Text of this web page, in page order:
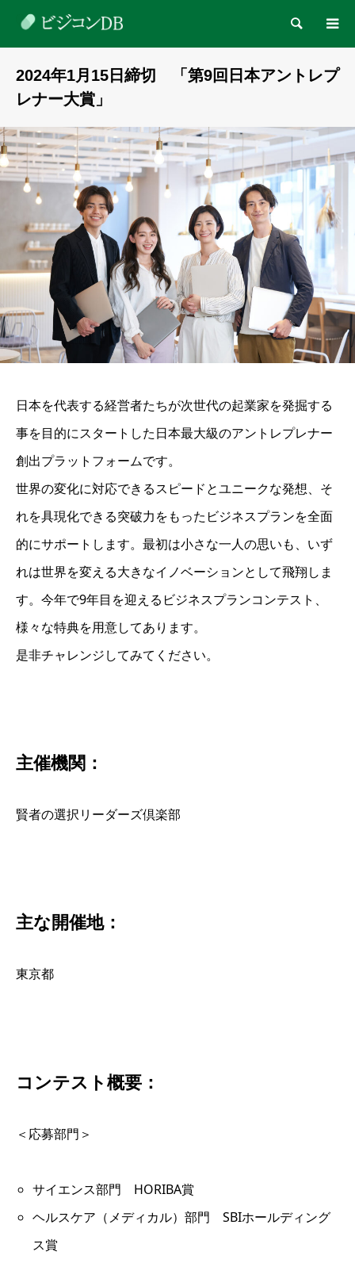
検索
2024年1月15日締切 「第9回日本アントレプ
レナー大賞」
日本を代表する経営者たちが次世代の起業家を発掘する
事を目的にスタートした日本最大級のアントレプレナー
創出プラットフォームです。
世界の変化に対応できるスピードとユニークな発想、そ
れを具現化できる突破力をもったビジネスプランを全面
的にサポートします。最初は小さな一人の思いも、いず
れは世界を変える大きなイノベーションとして飛翔しま
す。今年で9年目を迎えるビジネスプランコンテスト、
様々な特典を用意してあります。
是非チャレンジしてみてください。
主催機関：
賢者の選択リーダーズ倶楽部
主な開催地：
東京都
コンテスト概要：
＜応募部門＞
サイエンス部門 HORIBA賞
ヘルスケア（メディカル）部門 SBIホールディング
ス賞